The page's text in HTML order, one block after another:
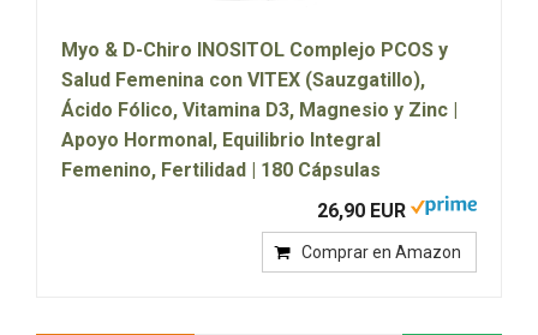
Myo & D-Chiro INOSITOL Complejo PCOS y
Salud Femenina con VITEX (Sauzgatillo),
Ácido Fólico, Vitamina D3, Magnesio y Zinc |
Apoyo Hormonal, Equilibrio Integral
Femenino, Fertilidad | 180 Cápsulas
26,90 EUR
Comprar en Amazon